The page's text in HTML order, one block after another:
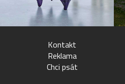
Kontakt
Reklama
Chci psát